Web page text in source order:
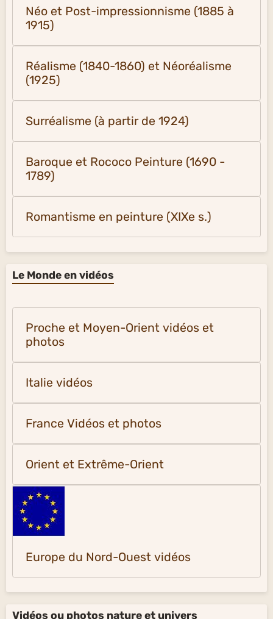
Néo et Post-impressionnisme (1885 à
1915)
Réalisme (1840-1860) et Néoréalisme
(1925)
Surréalisme (à partir de 1924)
Baroque et Rococo Peinture (1690 -
1789)
Romantisme en peinture (XIXe s.)
Le Monde en vidéos
Proche et Moyen-Orient vidéos et
photos
Italie vidéos
France Vidéos et photos